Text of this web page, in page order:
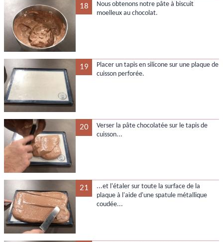
18
Nous obtenons notre pâte à biscuit
moelleux au chocolat.
19
Placer un tapis en silicone sur une plaque de
cuisson perforée.
20
Verser la pâte chocolatée sur le tapis de
cuisson...
21
...et l'étaler sur toute la surface de la
plaque à l'aide d'une spatule métallique
coudée...